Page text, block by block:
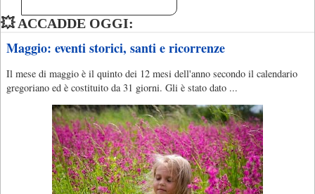
💥 ACCADDE OGGI:
Maggio: eventi storici, santi e ricorrenze
Il mese di maggio è il quinto dei 12 mesi dell'anno secondo il calendario
gregoriano ed è costituito da 31 giorni. Gli è stato dato ...